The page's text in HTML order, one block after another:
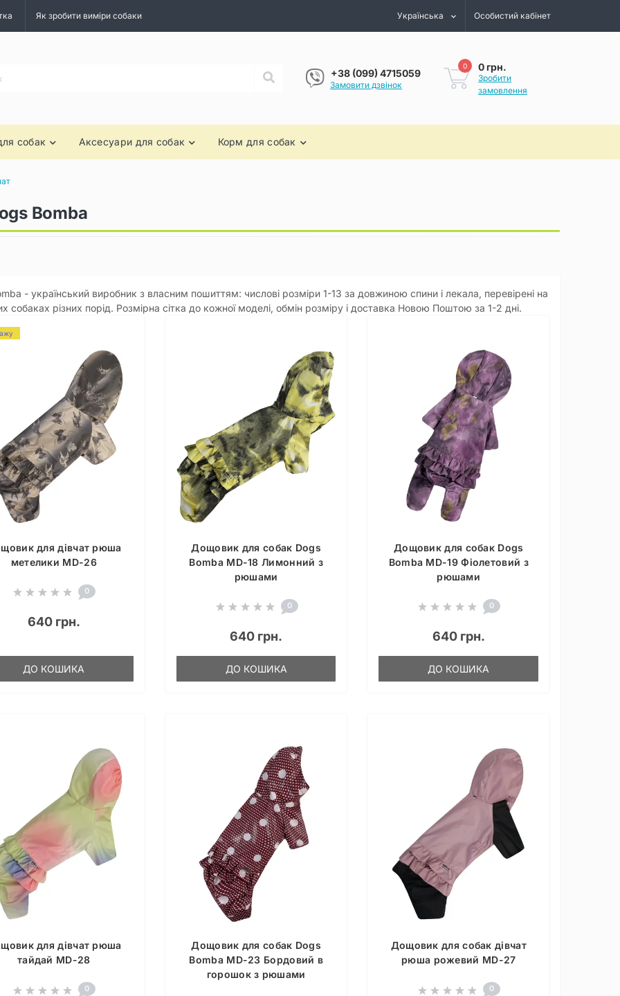
Як зробити виміри собаки Українська Особистий кабінет
+38 (099) 4715059
Замовити дзвінок
0 0 грн.
Зробити
замовлення
собак Аксесуари для собак Корм для собак
Bomba
- український виробник з власним пошиттям: числові розміри 1-13 за довжиною спини і лекала, перевірені на
собаках різних порід. Розмірна сітка до кожної моделі, обмін розміру і доставка Новою Поштою за 1-2 дні.
для дівчат рюша
метелики MD-26
0
640 грн.
ДО КОШИКА
Дощовик для собак Dogs
Bomba MD-18 Лимонний з
рюшами
0
640 грн.
ДО КОШИКА
Дощовик для собак Dogs
Bomba MD-19 Фіолетовий з
рюшами
0
640 грн.
ДО КОШИКА
для дівчат рюша
тайдай MD-28
0
Дощовик для собак Dogs
Bomba MD-23 Бордовий в
горошок з рюшами
Дощовик для собак дівчат
рюша рожевий MD-27
0